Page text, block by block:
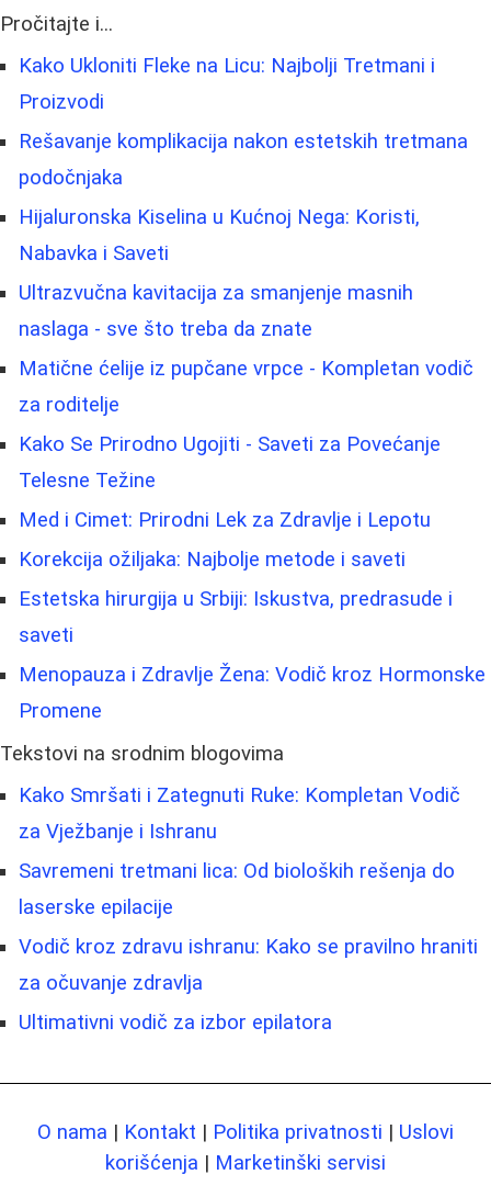
Pročitajte i...
Kako Ukloniti Fleke na Licu: Najbolji Tretmani i
Proizvodi
Rešavanje komplikacija nakon estetskih tretmana
podočnjaka
Hijaluronska Kiselina u Kućnoj Nega: Koristi,
Nabavka i Saveti
Ultrazvučna kavitacija za smanjenje masnih
naslaga - sve što treba da znate
Matične ćelije iz pupčane vrpce - Kompletan vodič
za roditelje
Kako Se Prirodno Ugojiti - Saveti za Povećanje
Telesne Težine
Med i Cimet: Prirodni Lek za Zdravlje i Lepotu
Korekcija ožiljaka: Najbolje metode i saveti
Estetska hirurgija u Srbiji: Iskustva, predrasude i
saveti
Menopauza i Zdravlje Žena: Vodič kroz Hormonske
Promene
Tekstovi na srodnim blogovima
Kako Smršati i Zategnuti Ruke: Kompletan Vodič
za Vježbanje i Ishranu
Savremeni tretmani lica: Od bioloških rešenja do
laserske epilacije
Vodič kroz zdravu ishranu: Kako se pravilno hraniti
za očuvanje zdravlja
Ultimativni vodič za izbor epilatora
O nama | Kontakt | Politika privatnosti | Uslovi
korišćenja | Marketinški servisi